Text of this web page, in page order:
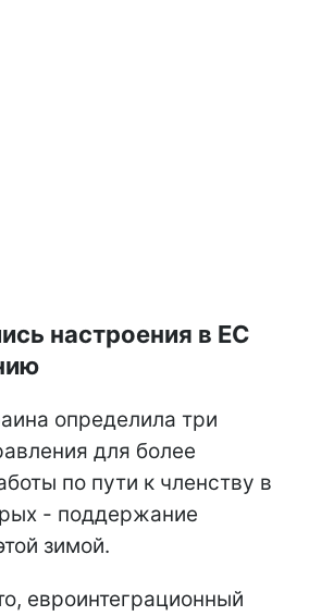
настроения в ЕС
определила три
для более
по пути к членству в
- поддержание
зимой.
евроинтеграционный